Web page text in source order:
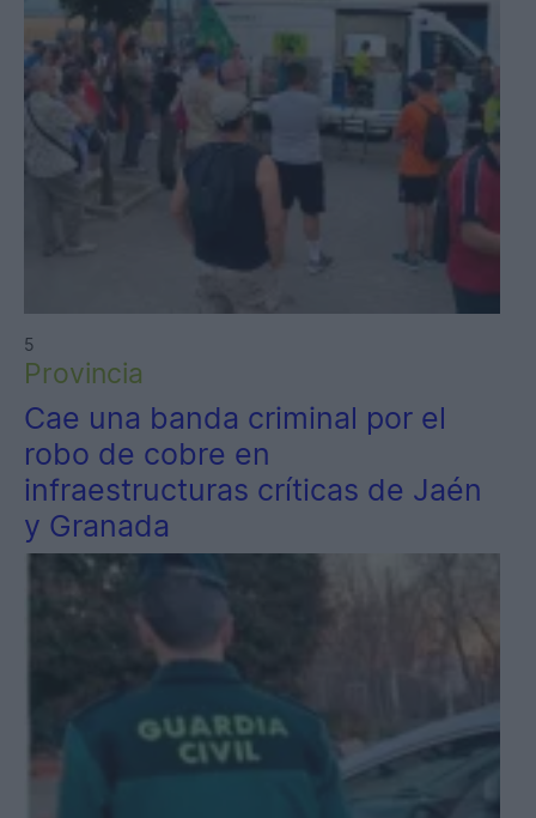
5
Provincia
Cae una banda criminal por el
robo de cobre en
infraestructuras críticas de Jaén
y Granada